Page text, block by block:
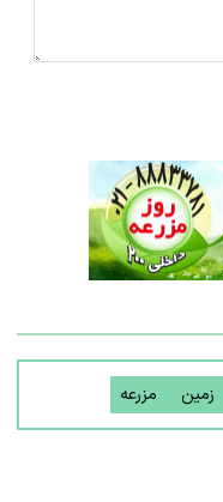
زمین مزرعه